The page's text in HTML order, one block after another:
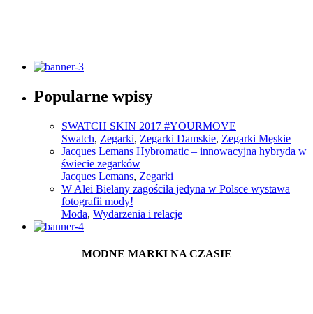
Sprawdź
Popularne wpisy
SWATCH SKIN 2017 #YOURMOVE
Swatch, Zegarki, Zegarki Damskie, Zegarki Męskie
Jacques Lemans Hybromatic – innowacyjna hybryda w
świecie zegarków
Jacques Lemans, Zegarki
W Alei Bielany zagościła jedyna w Polsce wystawa
fotografii mody!
Moda, Wydarzenia i relacje
MODNE MARKI NA CZASIE